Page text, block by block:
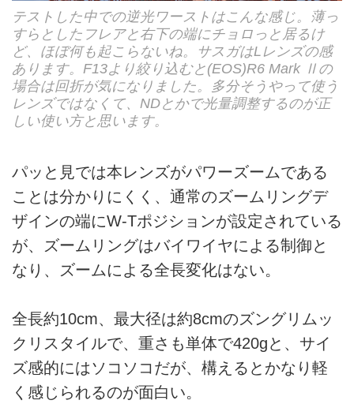
テストした中での逆光ワーストはこんな感じ。薄っ
すらとしたフレアと右下の端にチョロっと居るけ
ど、ほぼ何も起こらないね。サスガはLレンズの感
あります。F13より絞り込むと(EOS)R6 Mark Ⅱの
場合は回折が気になりました。多分そうやって使う
レンズではなくて、NDとかで光量調整するのが正
しい使い方と思います。
パッと見では本レンズがパワーズームである
ことは分かりにくく、通常のズームリングデ
ザインの端にW-Tポジションが設定されている
が、ズームリングはバイワイヤによる制御と
なり、ズームによる全長変化はない。
全長約10cm、最大径は約8cmのズングリムッ
クリスタイルで、重さも単体で420gと、サイ
ズ感的にはソコソコだが、構えるとかなり軽
く感じられるのが面白い。